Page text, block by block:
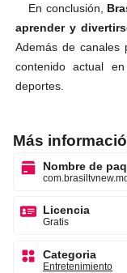
En conclusión,
aprender y
Además de canales
contenido actual
deportes.
Más
Nombre de
Licencia
Gratis
Categoria
Entretenimiento